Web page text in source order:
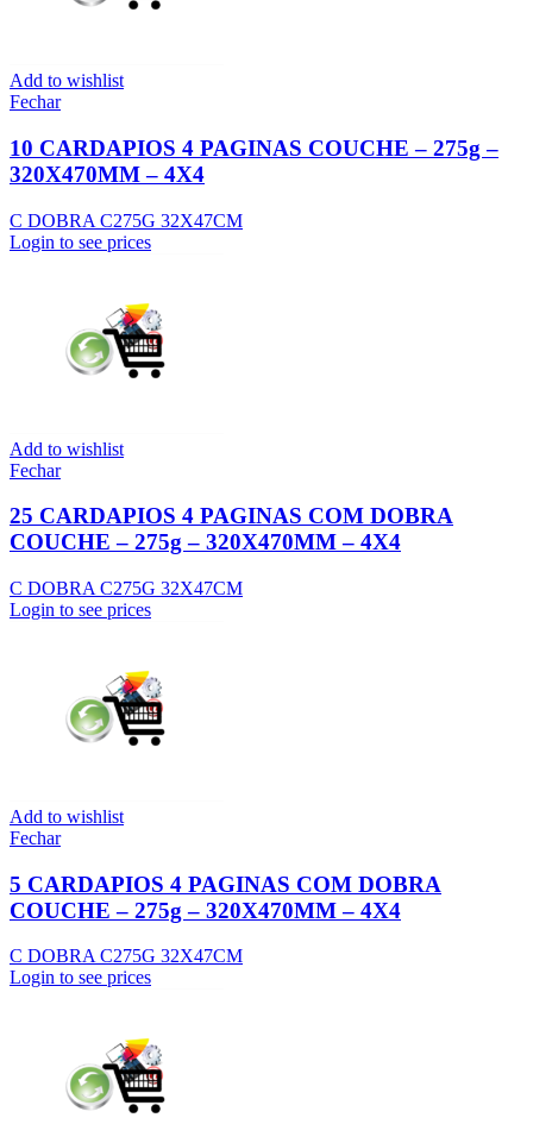
Add to wishlist
Fechar
10 CARDAPIOS 4 PAGINAS COUCHE – 275g –
320X470MM – 4X4
C DOBRA C275G 32X47CM
Login to see prices
Add to wishlist
Fechar
25 CARDAPIOS 4 PAGINAS COM DOBRA
COUCHE – 275g – 320X470MM – 4X4
C DOBRA C275G 32X47CM
Login to see prices
Add to wishlist
Fechar
5 CARDAPIOS 4 PAGINAS COM DOBRA
COUCHE – 275g – 320X470MM – 4X4
C DOBRA C275G 32X47CM
Login to see prices